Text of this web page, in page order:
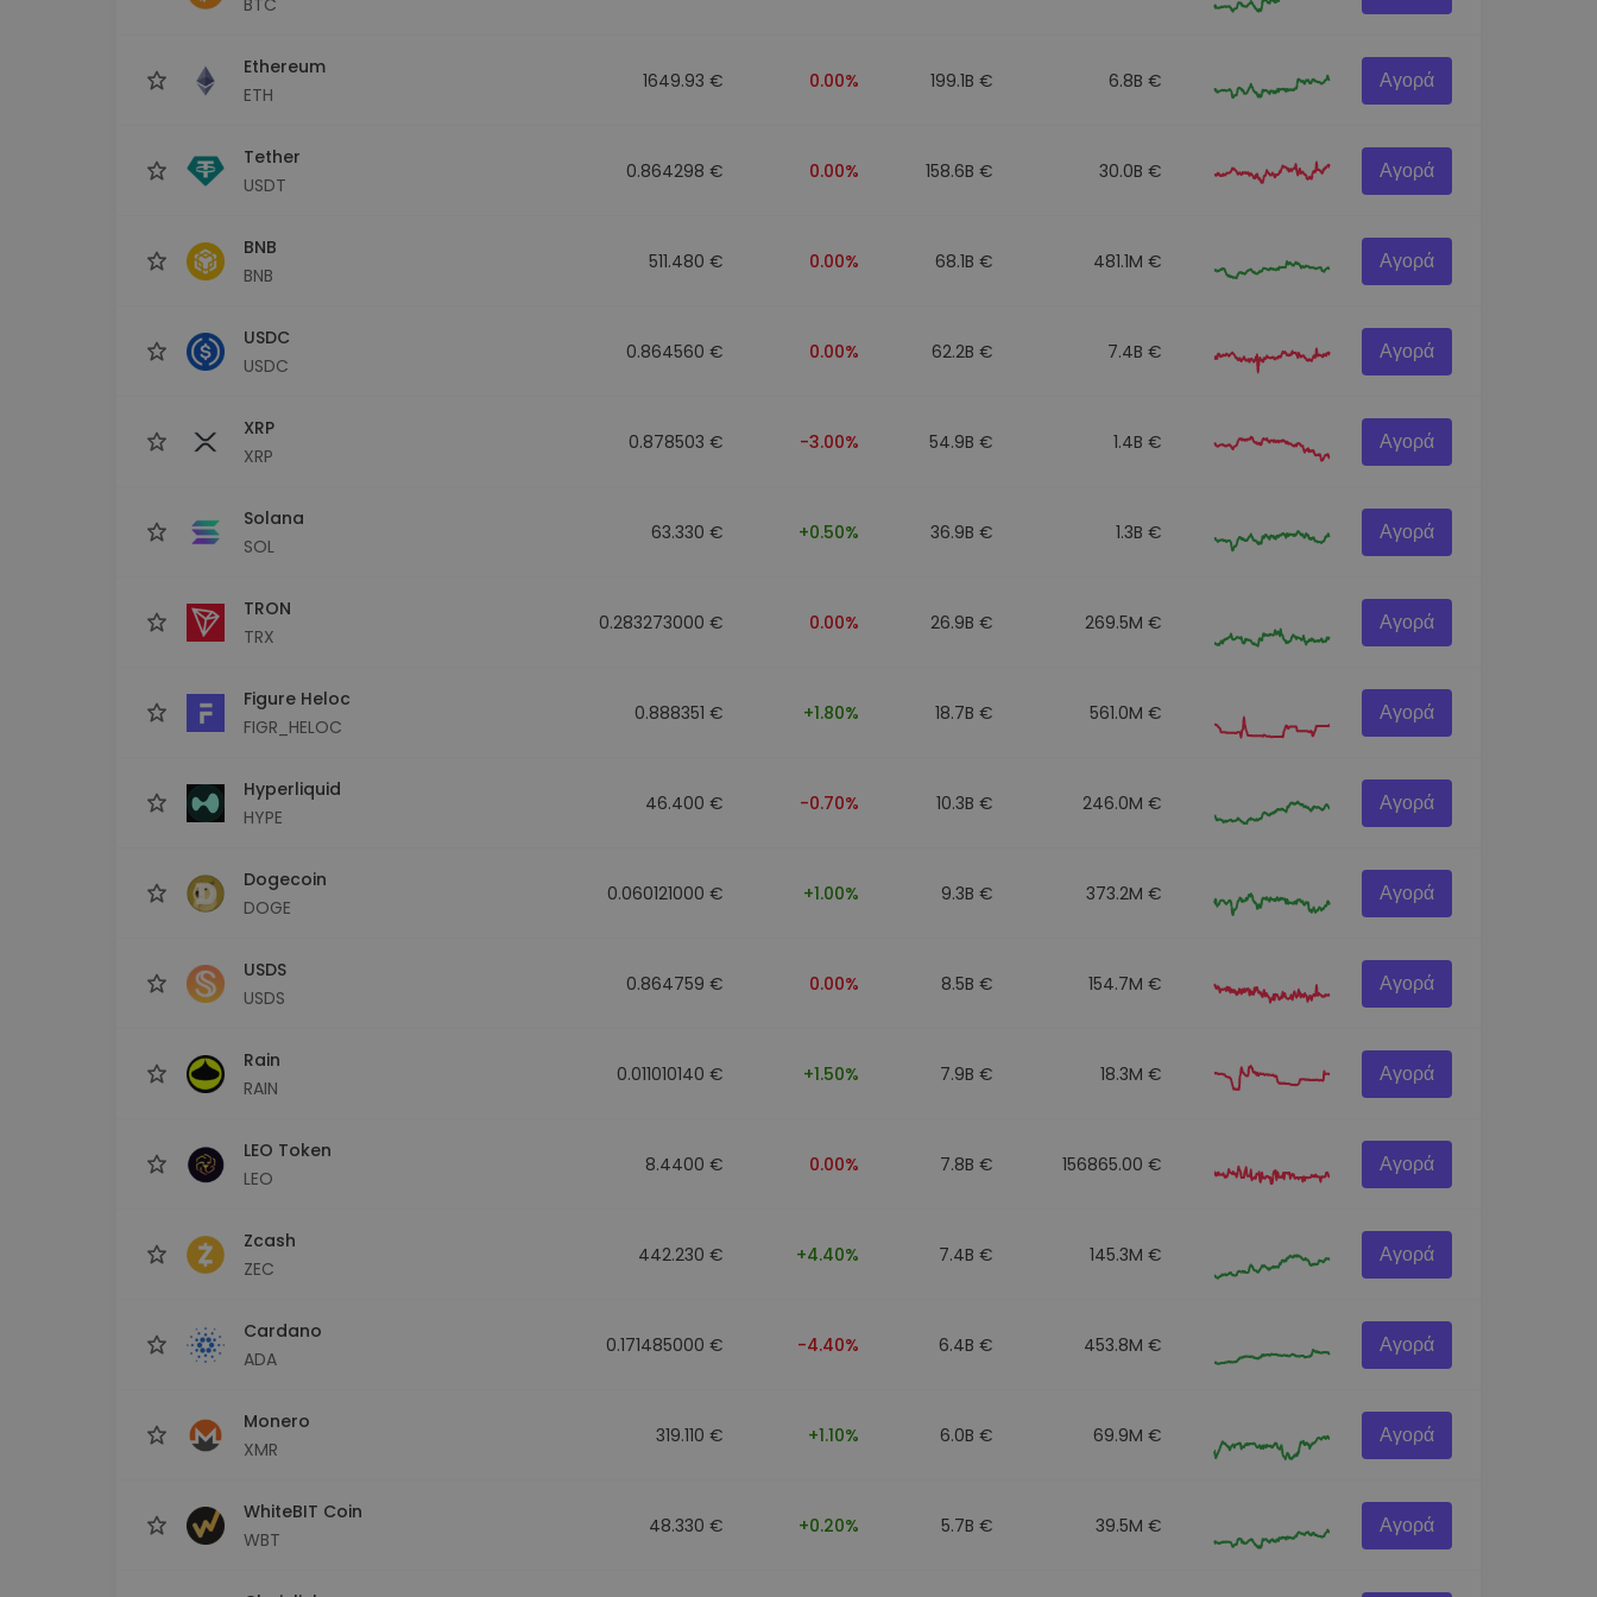
Ethereum
ETH
1649.93 € 0.00% 199.1B € 6.8B € Αγορά
Tether
USDT
0.864298 € 0.00% 158.6B € 30.0B € Αγορά
BNB
BNB
511.480 € 0.00% 68.1B € 481.1M € Αγορά
USDC
USDC
0.864560 € 0.00% 62.2B € 7.4B € Αγορά
XRP
XRP
0.878503 € -3.00% 54.9B € 1.4B € Αγορά
Solana
SOL
63.330 € +0.50% 36.9B € 1.3B € Αγορά
TRON
TRX
0.283273000 € 0.00% 26.9B € 269.5M € Αγορά
Figure Heloc
FIGR_HELOC
0.888351 € +1.80% 18.7B € 561.0M € Αγορά
Hyperliquid
HYPE
46.400 € -0.70% 10.3B € 246.0M € Αγορά
Dogecoin
DOGE
0.060121000 € +1.00% 9.3B € 373.2M € Αγορά
USDS
USDS
0.864759 € 0.00% 8.5B € 154.7M € Αγορά
Rain
RAIN
0.011010140 € +1.50% 7.9B € 18.3M € Αγορά
LEO Token
LEO
8.4400 € 0.00% 7.8B € 156865.00 € Αγορά
Zcash
ZEC
442.230 € +4.40% 7.4B € 145.3M € Αγορά
Cardano
ADA
0.171485000 € -4.40% 6.4B € 453.8M € Αγορά
Monero
XMR
319.110 € +1.10% 6.0B € 69.9M € Αγορά
WhiteBIT Coin
WBT
48.330 € +0.20% 5.7B € 39.5M € Αγορά